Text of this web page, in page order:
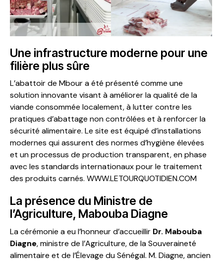
Une infrastructure moderne pour une
filière plus sûre
L’abattoir de Mbour a été présenté comme une
solution innovante visant à améliorer la qualité de la
viande consommée localement, à lutter contre les
pratiques d’abattage non contrôlées et à renforcer la
sécurité alimentaire. Le site est équipé d’installations
modernes qui assurent des normes d’hygiène élevées
et un processus de production transparent, en phase
avec les standards internationaux pour le traitement
des produits carnés. WWW.LETOURQUOTIDIEN.COM
La présence du Ministre de
l’Agriculture, Mabouba Diagne
La cérémonie a eu l’honneur d’accueillir Dr. Mabouba
Diagne, ministre de l’Agriculture, de la Souveraineté
alimentaire et de l’Élevage du Sénégal. M. Diagne, ancien